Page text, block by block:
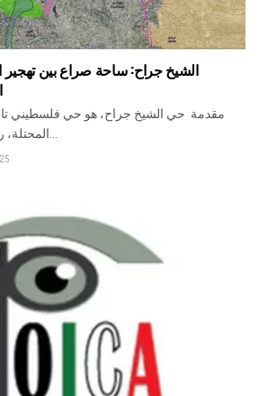
الشيخ جراح: ساحة صراع بين
مقدمة حي الشيخ جراح، هو حي فلسطيني